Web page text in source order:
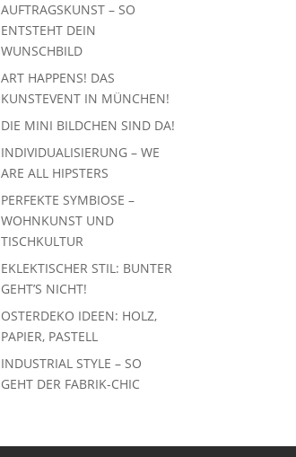
AUFTRAGSKUNST – SO
ENTSTEHT DEIN
WUNSCHBILD
ART HAPPENS! DAS
KUNSTEVENT IN MÜNCHEN!
DIE MINI BILDCHEN SIND DA!
INDIVIDUALISIERUNG – WE
ARE ALL HIPSTERS
PERFEKTE SYMBIOSE –
WOHNKUNST UND
TISCHKULTUR
EKLEKTISCHER STIL: BUNTER
GEHT’S NICHT!
OSTERDEKO IDEEN: HOLZ,
PAPIER, PASTELL
INDUSTRIAL STYLE – SO
GEHT DER FABRIK-CHIC